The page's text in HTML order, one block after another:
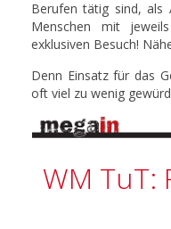
Berufen tätig sind, als
Menschen mit
exklusiven Besuch!
Denn Einsatz für das
oft viel zu wenig
WM TuT: